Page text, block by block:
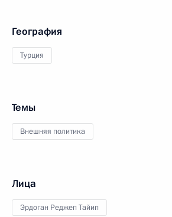
География
Турция
Темы
Внешняя политика
Лица
Эрдоган Реджеп Тайип